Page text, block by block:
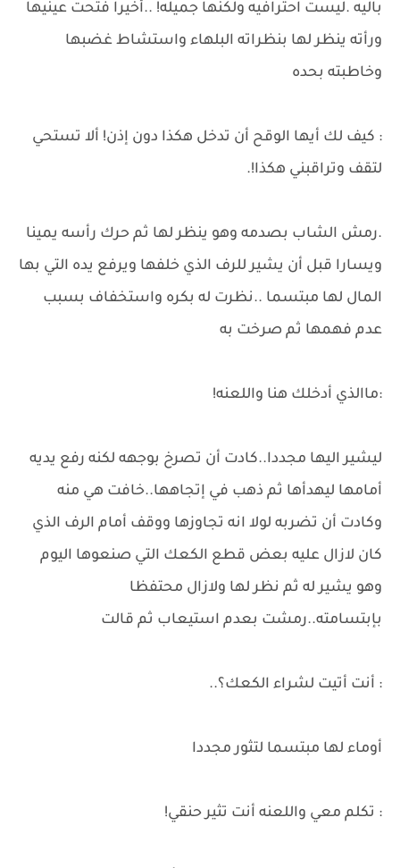
باليه .ليست احترافيه ولكنها جميله! ..أخيرا فتحت عينيها
ورأته ينظر لها بنظراته البلهاء واستشاط غضبها
وخاطبته بحده
: كيف لك أيها الوقح أن تدخل هكذا دون إذن! ألا تستحي
لتقف وتراقبني هكذا!.
.رمش الشاب بصدمه وهو ينظر لها ثم حرك رأسه يمينا
ويسارا قبل أن يشير للرف الذي خلفها ويرفع يده التي بها
المال لها مبتسما ..نظرت له بكره واستخفاف بسبب
عدم فهمها ثم صرخت به
:ماالذي أدخلك هنا واللعنه!
ليشير اليها مجددا..كادت أن تصرخ بوجهه لكنه رفع يديه
أمامها ليهدأها ثم ذهب في إتجاهها..خافت هي منه
وكادت أن تضربه لولا انه تجاوزها ووقف أمام الرف الذي
كان لازال عليه بعض قطع الكعك التي صنعوها اليوم
وهو يشير له ثم نظر لها ولازال محتفظا
بإبتسامته..رمشت بعدم استيعاب ثم قالت
: أنت أتيت لشراء الكعك؟..
أوماء لها مبتسما لتثور مجددا
: تكلم معي واللعنه أنت تثير حنقي!